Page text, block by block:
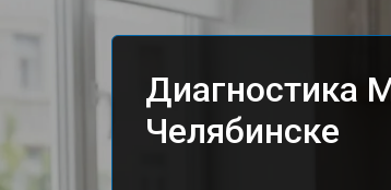
Диагностика
Челябинске